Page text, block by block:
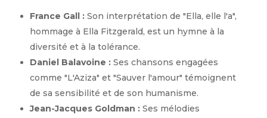
France Gall :Son interprétation de "Ella, elle l'a",
hommage à Ella Fitzgerald, est un hymne à la
diversité et à la tolérance.
Daniel Balavoine :Ses chansons engagées
comme "L'Aziza" et "Sauver l'amour" témoignent
de sa sensibilité et de son humanisme.
Jean-Jacques Goldman :Ses mélodies